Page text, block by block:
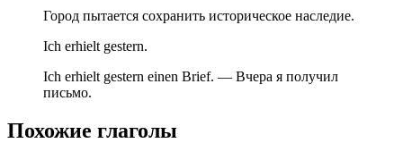
Город пытается сохранить историческое наследие.
Ich erhielt gestern.
Ich erhielt gestern einen Brief. — Вчера я получил
письмо.
Похожие глаголы